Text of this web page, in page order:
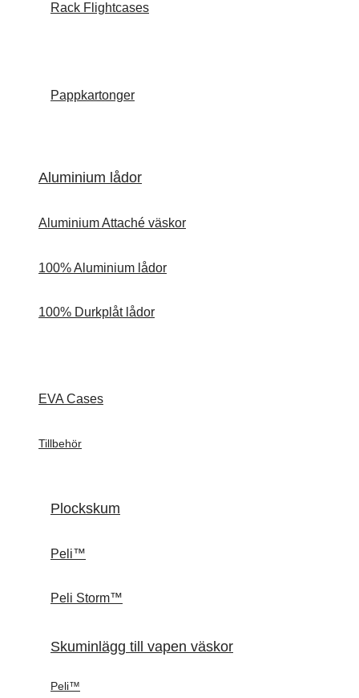
Rack Flightcases
Pappkartonger
Aluminium lådor
Aluminium Attaché väskor
100% Aluminium lådor
100% Durkplåt lådor
EVA Cases
Tillbehör
Plockskum
Peli™
Peli Storm™
Skuminlägg till vapen väskor
Peli™